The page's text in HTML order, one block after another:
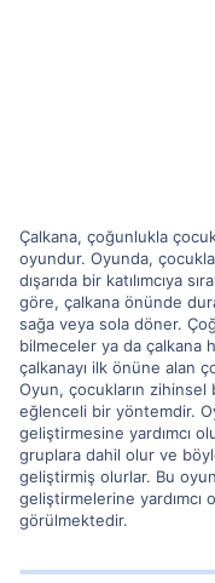
Çalkana, çoğunlukla
oyundur. Oyunda,
dışarıda bir katılımcıya
göre, çalkana önünde
sağa veya sola döner.
bilmeceler ya da çalkana
çalkanayı ilk önüne alan
Oyun, çocukların
eğlenceli bir yöntemdir.
geliştirmesine yardımcı
gruplara dahil olur ve
geliştirmiş olurlar. Bu
geliştirmelerine
görülmektedir.